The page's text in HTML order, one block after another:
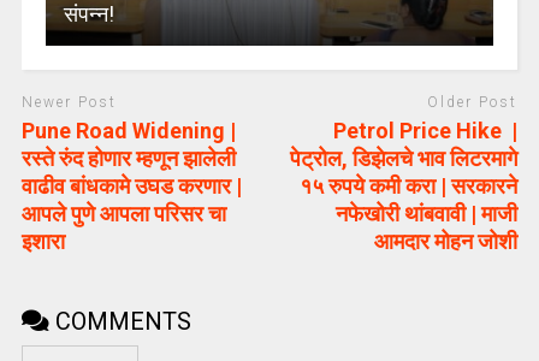
संपन्न!
Newer Post
Pune Road Widening |
रस्ते रुंद होणार म्हणून झालेली
वाढीव बांधकामे उघड करणार |
आपले पुणे आपला परिसर चा
इशारा
Older Post
Petrol Price Hike |
पेट्रोल, डिझेलचे भाव लिटरमागे
१५ रुपये कमी करा | सरकारने
नफेखोरी थांबवावी | माजी
आमदार मोहन जोशी
COMMENTS